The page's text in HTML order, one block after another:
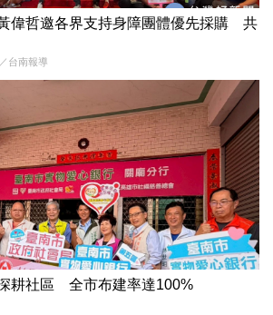
偉哲邀各界支持身障團體優先採購 共
台南報導
耕社區 全市布建率達100%